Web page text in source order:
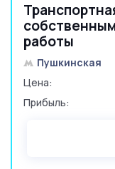
работы
Пушкинская
Цена:
Прибыль: